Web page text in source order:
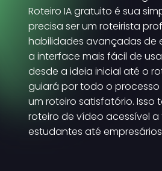
Roteiro IA gratuito é sua
precisa ser um roteirista
habilidades avançadas de
a interface mais fácil de
desde a ideia inicial até o
guiará por todo o
um roteiro satisfatório. Isso
roteiro de vídeo acessível
estudantes até